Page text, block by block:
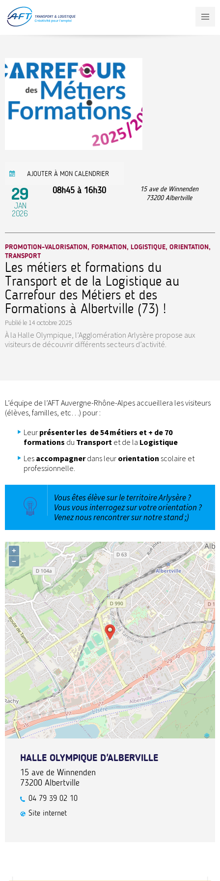
contenu
principal
AJOUTER À MON CALENDRIER
29
JAN
2026
08h45 à 16h30
15 ave de Winnenden
73200 Albertville
PROMOTION-VALORISATION, FORMATION, LOGISTIQUE, ORIENTATION,
TRANSPORT
Les métiers et formations du
Transport et de la Logistique au
Carrefour des Métiers et des
Formations à Albertville (73) !
Publié le 14 octobre 2025
À la Halle Olympique, l’Agglomération Arlysère propose aux
visiteurs de découvrir différents secteurs d’activité.
L’équipe de l’AFT Auvergne-Rhône-Alpes accueillera les visiteurs
(élèves, familles, etc…) pour :
Leur présenter les de 54 métiers et + de 70
formations du Transport et de la Logistique
Les accompagnerdans leur orientation scolaire et
professionnelle.
Vous êtes élève sur le territoire Arlysère ?
Vous vous interrogez sur votre orientation ?
Venez nous rencontrer sur notre stand ;)
+
−
HALLE OLYMPIQUE D'ALBERVILLE
15 ave de Winnenden
73200 Albertville
04 79 39 02 10
Site internet